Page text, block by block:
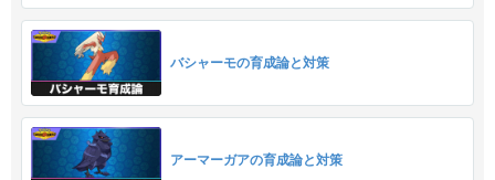
バシャーモの育成論と対策
アーマーガアの育成論と対策